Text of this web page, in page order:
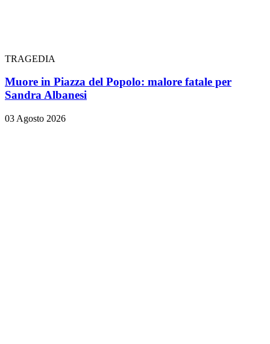
TRAGEDIA
Muore in Piazza del Popolo: malore fatale per
Sandra Albanesi
03 Agosto 2026